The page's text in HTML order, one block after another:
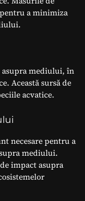
a minimiza
asupra mediului, în
Această sursă de
acvatice.
necesare pentru a
mediului.
impact asupra